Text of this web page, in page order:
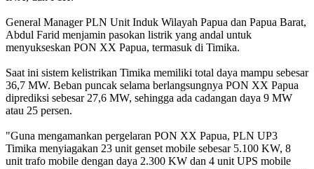
General Manager PLN Unit Induk Wilayah Papua dan Papua Barat,
Abdul Farid menjamin pasokan listrik yang andal untuk
menyukseskan PON XX Papua, termasuk di Timika.
Saat ini sistem kelistrikan Timika memiliki total daya mampu sebesar
36,7 MW. Beban puncak selama berlangsungnya PON XX Papua
diprediksi sebesar 27,6 MW, sehingga ada cadangan daya 9 MW
atau 25 persen.
"Guna mengamankan pergelaran PON XX Papua, PLN UP3
Timika menyiagakan 23 unit genset mobile sebesar 5.100 KW, 8
unit trafo mobile dengan daya 2.300 KW dan 4 unit UPS mobile